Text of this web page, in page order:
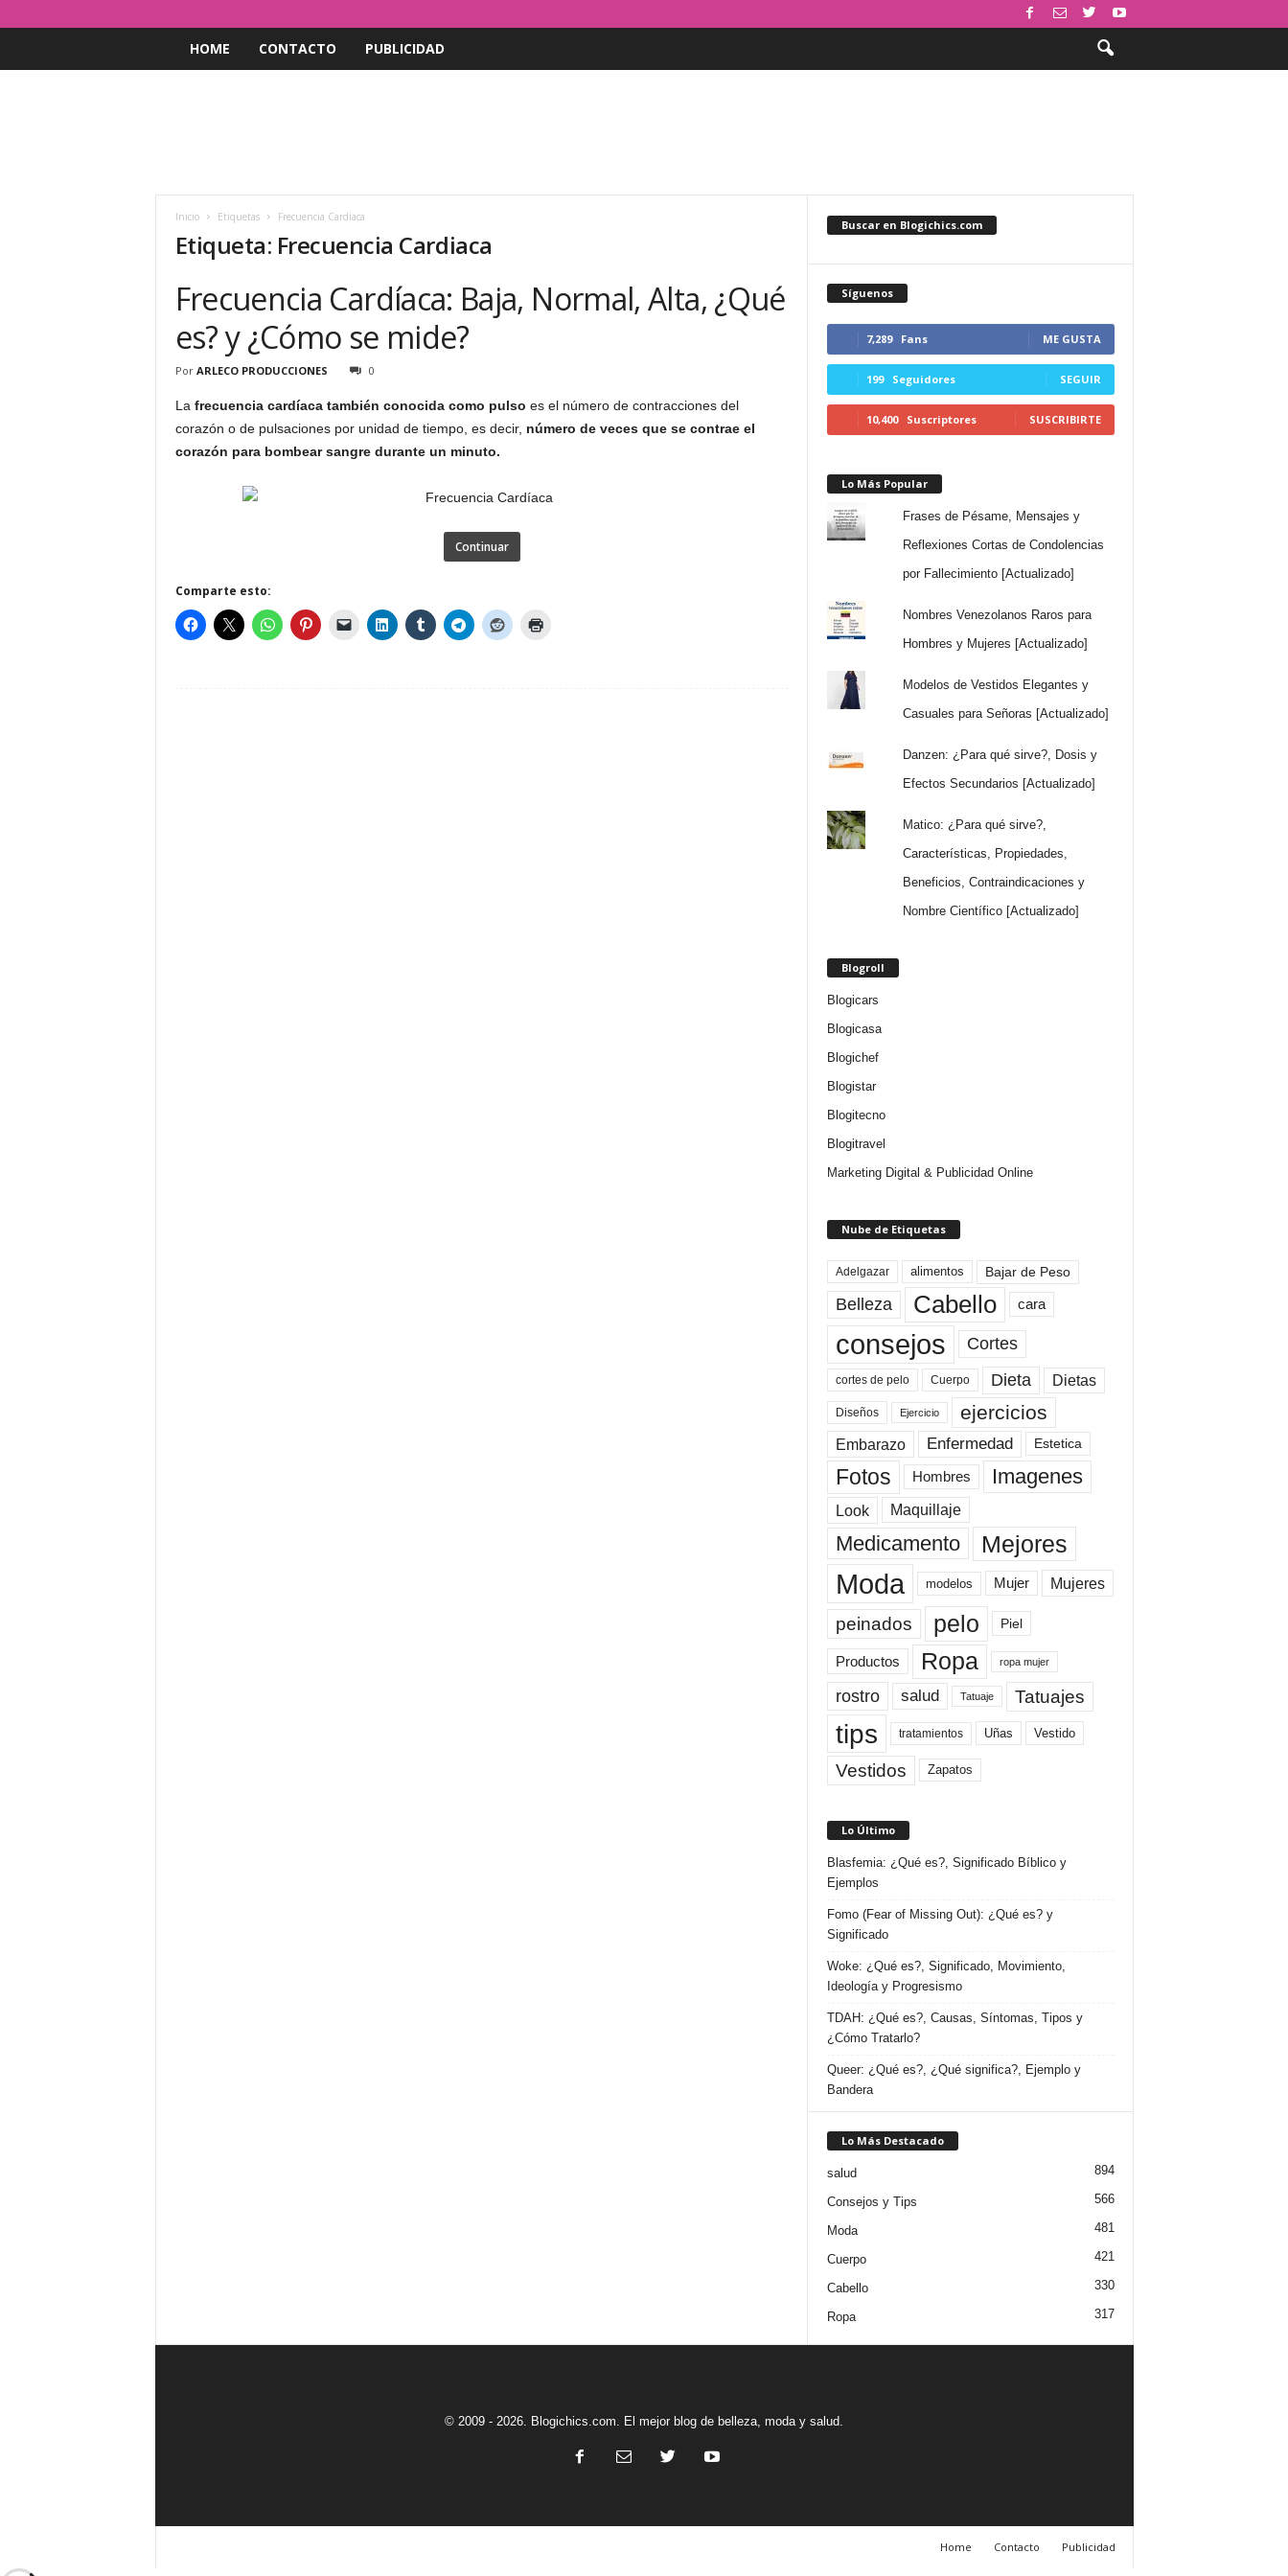
HOME CONTACTO PUBLICIDAD
Inicio Etiquetas Frecuencia Cardiaca
Etiqueta: Frecuencia Cardiaca
Frecuencia Cardíaca: Baja, Normal, Alta, ¿Qué
es? y ¿Cómo se mide?
Por ARLECO PRODUCCIONES 0
La frecuencia cardíaca también conocida como pulso es el número de contracciones del
corazón o de pulsaciones por unidad de tiempo, es decir, número de veces que se contrae el
corazón para bombear sangre durante un minuto.
Continuar
Comparte esto:
Buscar en Blogichics.com
Síguenos
7,289 Fans ME GUSTA
199 Seguidores SEGUIR
10,400 Suscriptores SUSCRIBIRTE
Lo Más Popular
Frases de Pésame, Mensajes y
Reflexiones Cortas de Condolencias
por Fallecimiento [Actualizado]
Nombres Venezolanos Raros para
Hombres y Mujeres [Actualizado]
Modelos de Vestidos Elegantes y
Casuales para Señoras [Actualizado]
Danzen: ¿Para qué sirve?, Dosis y
Efectos Secundarios [Actualizado]
Matico: ¿Para qué sirve?,
Características, Propiedades,
Beneficios, Contraindicaciones y
Nombre Científico [Actualizado]
Blogroll
Blogicars
Blogicasa
Blogichef
Blogistar
Blogitecno
Blogitravel
Marketing Digital & Publicidad Online
Nube de Etiquetas
Adelgazar alimentos Bajar de Peso
Belleza Cabello cara
consejos Cortes
cortes de pelo Cuerpo Dieta Dietas
Diseños Ejercicio ejercicios
Embarazo Enfermedad Estetica
Fotos Hombres Imagenes
Look Maquillaje
Medicamento Mejores
Moda modelos Mujer Mujeres
peinados pelo Piel
Productos Ropa ropa mujer
rostro salud Tatuaje Tatuajes
tips tratamientos Uñas Vestido
Vestidos Zapatos
Lo Último
Blasfemia: ¿Qué es?, Significado Bíblico y
Ejemplos
Fomo (Fear of Missing Out): ¿Qué es? y
Significado
Woke: ¿Qué es?, Significado, Movimiento,
Ideología y Progresismo
TDAH: ¿Qué es?, Causas, Síntomas, Tipos y
¿Cómo Tratarlo?
Queer: ¿Qué es?, ¿Qué significa?, Ejemplo y
Bandera
Lo Más Destacado
salud 894
Consejos y Tips 566
Moda 481
Cuerpo 421
Cabello 330
Ropa 317
© 2009 - 2026. Blogichics.com. El mejor blog de belleza, moda y salud.
Home Contacto Publicidad